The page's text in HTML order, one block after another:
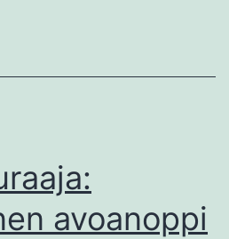
avoanoppi